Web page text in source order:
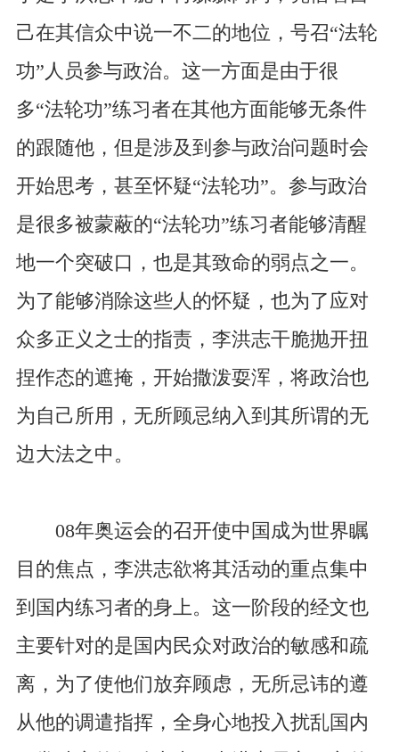
己在其信众中说一不二的地位，号召“法轮
功”人员参与政治。这一方面是由于很
多“法轮功”练习者在其他方面能够无条件
的跟随他，但是涉及到参与政治问题时会
开始思考，甚至怀疑“法轮功”。参与政治
是很多被蒙蔽的“法轮功”练习者能够清醒
地一个突破口，也是其致命的弱点之一。
为了能够消除这些人的怀疑，也为了应对
众多正义之士的指责，李洪志干脆抛开扭
捏作态的遮掩，开始撒泼耍浑，将政治也
为自己所用，无所顾忌纳入到其所谓的无
边大法之中。
08年奥运会的召开使中国成为世界瞩
目的焦点，李洪志欲将其活动的重点集中
到国内练习者的身上。这一阶段的经文也
主要针对的是国内民众对政治的敏感和疏
离，为了使他们放弃顾虑，无所忌讳的遵
从他的调遣指挥，全身心地投入扰乱国内